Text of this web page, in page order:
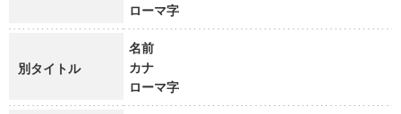
ローマ字
別タイトル
名前
カナ
ローマ字